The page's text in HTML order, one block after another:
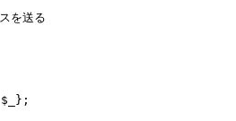
を送る